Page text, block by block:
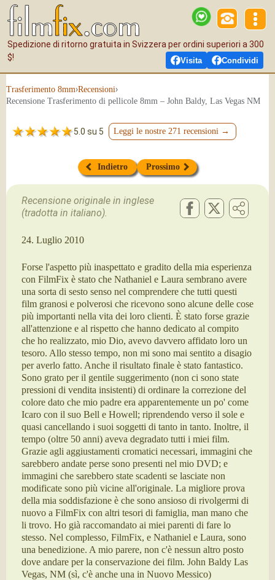
Visita Condividi
Spedizione di ritorno gratuita in Svizzera per ordini superiori a 300
$!
Tras­fe­ri­men­to 8mm›Recensioni›
Recensione Trasferimento di pellicole 8mm – John Baldy, Las Vegas NM
5.0 su 5 Leggi le nostre 271 recensioni →
Indietro Prossimo
Recensione originale in inglese
(tradotta in italiano).
24. Luglio 2010
Forse l'aspetto più inaspettato e gradito della mia esperienza
con FilmFix è stato che Nathaniel e Laura sembrano avere
una sorta di sesto senso nel comprendere che tutti questi
film granosi e polverosi che ricevono sono alcune delle cose
più importanti nella vita dei loro clienti. È stato forse grazie
all'attenzione e al rispetto che hanno dedicato al compito
che ho realizzato, mio Dio, avevo davvero affidato loro un
tesoro. Allo stesso tempo, non mi sono mai sentito a disagio
per averlo fatto. Anche il risultato finale è stato fantastico.
Sono grato per il gentile suggerimento (non ci sono state
pressioni di vendita insistenti) di ordinare la correzione del
colore dato che mio padre era apparentemente un po' come
Icaro con il suo Bell e Howell; riprendendo verso il sole e
quasi cancellando i suoi soggetti di tanto in tanto. Inoltre, il
tempo (oltre 50 anni) aveva degradato tutti i miei film.
Grazie agli aggiustamenti cromatici necessari, immagini che
sarebbero andate perse sono presenti nel mio DVD; e
immagini che sarebbero state scadenti se lasciate non
modificate sono più vicine all'originale. La migliore prova
della mia soddisfazione è che sono ansioso di rivolgermi di
nuovo a FilmFix con altri tesori di famiglia, man mano che
li trovo. Ho già raccomandato ai miei parenti di fare lo
stesso. Nel complesso, FilmFix, e Nathaniel e Laura, sono
una benedizione. A mio parere, non c'è nessun altro posto
dove andare per la conservazione dei film. John Baldy Las
Vegas, NM (sì, c'è anche una in Nuovo Messico)